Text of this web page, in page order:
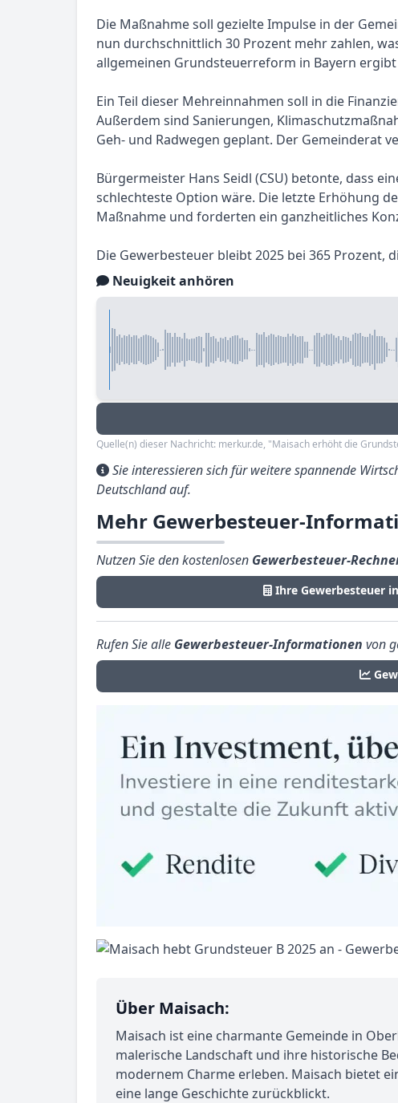
Die Maßnahme soll gezielte Impulse in der
nun durchschnittlich 30 Prozent mehr zahlen,
allgemeinen Grundsteuerreform in Bayern ergibt
Ein Teil dieser Mehreinnahmen soll in die
Außerdem sind Sanierungen,
Geh- und Radwegen geplant. Der Gemeinderat
Bürgermeister Hans Seidl (CSU) betonte, dass
schlechteste Option wäre. Die letzte Erhöhung
Maßnahme und forderten ein ganzheitliches
Die Gewerbesteuer bleibt 2025 bei 365 Prozent,
Neuigkeit anhören
Quelle(n) dieser Nachricht: merkur.de, "Maisach erhöht die
Sie interessieren sich für weitere spannende
Deutschland auf.
Mehr Gewerbesteuer-
Nutzen Sie den kostenlosen Gewerbesteuer-
Ihre Gewerbesteuer
Rufen Sie alle Gewerbesteuer-Informationen von
Über Maisach:
Maisach ist eine charmante Gemeinde in
malerische Landschaft und ihre historische
modernem Charme erleben. Maisach bietet
eine lange Geschichte zurückblickt.